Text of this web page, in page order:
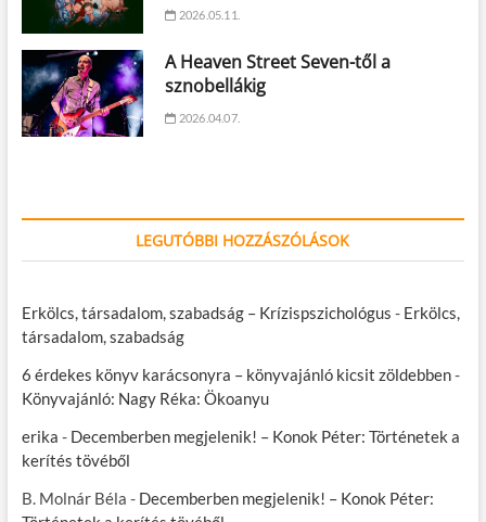
2026.05.11.
A Heaven Street Seven-től a
sznobellákig
2026.04.07.
LEGUTÓBBI HOZZÁSZÓLÁSOK
Erkölcs, társadalom, szabadság – Krízispszichológus - Erkölcs,
társadalom, szabadság
6 érdekes könyv karácsonyra – könyvajánló kicsit zöldebben-
Könyvajánló: Nagy Réka: Ökoanyu
erika - Decemberben megjelenik! – Konok Péter: Történetek a
kerítés tövéből
B. Molnár Béla - Decemberben megjelenik! – Konok Péter: